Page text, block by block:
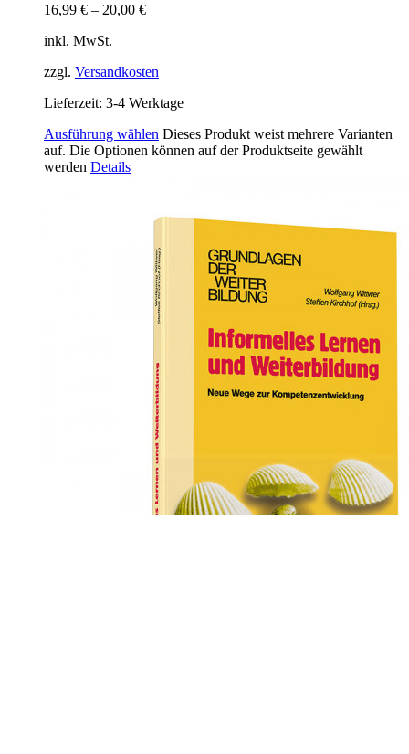
16,99 € – 20,00 €
inkl. MwSt.
zzgl. Versandkosten
Lieferzeit: 3-4 Werktage
Ausführung wählen Dieses Produkt weist mehrere Varianten
auf. Die Optionen können auf der Produktseite gewählt
werden Details